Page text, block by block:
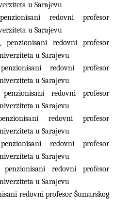
u Sarajevu
redovni profesor
u Sarajevu
penzionisani redovni profesor
u Sarajevu
redovni profesor
u Sarajevu
redovni profesor
u Sarajevu
redovni profesor
u Sarajevu
redovni profesor
u Sarajevu
redovni profesor
u Sarajevu
redovni profesor Šumarskog